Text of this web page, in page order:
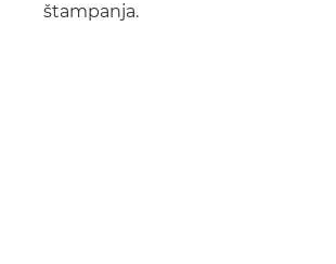
štampanja.